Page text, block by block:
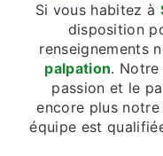
Si vous habitez à
disposition
renseignements
palpation.
passion et le
encore plus
équipe est